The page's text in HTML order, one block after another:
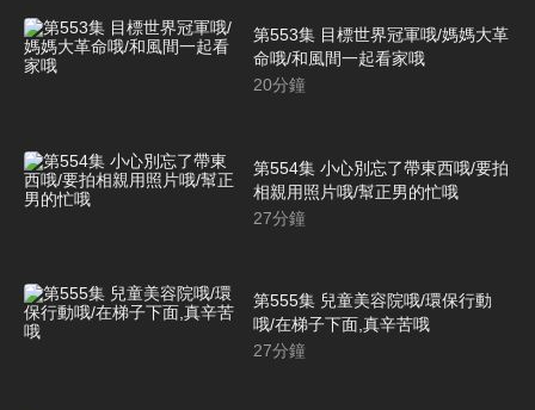
第553集 目標世界冠軍哦/媽媽大革
命哦/和風間一起看家哦
20分鐘
第554集 小心別忘了帶東西哦/要拍
相親用照片哦/幫正男的忙哦
27分鐘
第555集 兒童美容院哦/環保行動
哦/在梯子下面,真辛苦哦
27分鐘